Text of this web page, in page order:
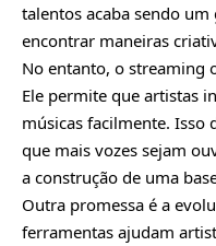
talentos acaba sendo
encontrar maneiras
No entanto, o streaming
Ele permite que artistas
músicas facilmente. Isso
que mais vozes sejam
a construção de uma
Outra promessa é a
ferramentas ajudam